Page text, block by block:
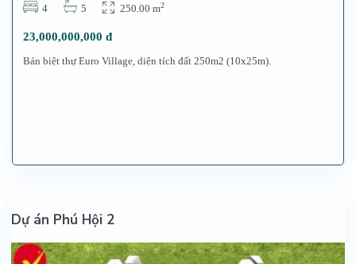
4 5 250.00 m2
23,000,000,000 đ
Bán biệt thự Euro Village, diện tích đất 250m2 (10x25m).
Dự án Phú Hội 2